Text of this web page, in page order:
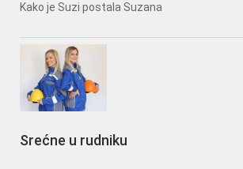
Kako je Suzi postala Suzana
Srećne u rudniku